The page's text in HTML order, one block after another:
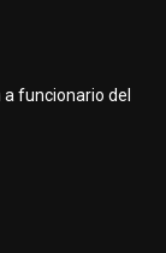
funcionario del